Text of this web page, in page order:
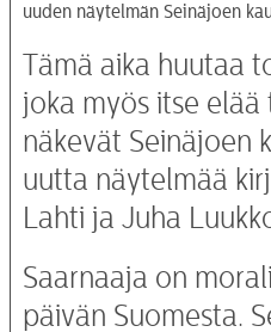
uuden näytelmän Seinäjoen
Tämä aika huutaa
joka myös itse
näkevät Seinäjoen
uutta näytelmää
Lahti ja Juha
Saarnaaja on
päivän Suomesta.